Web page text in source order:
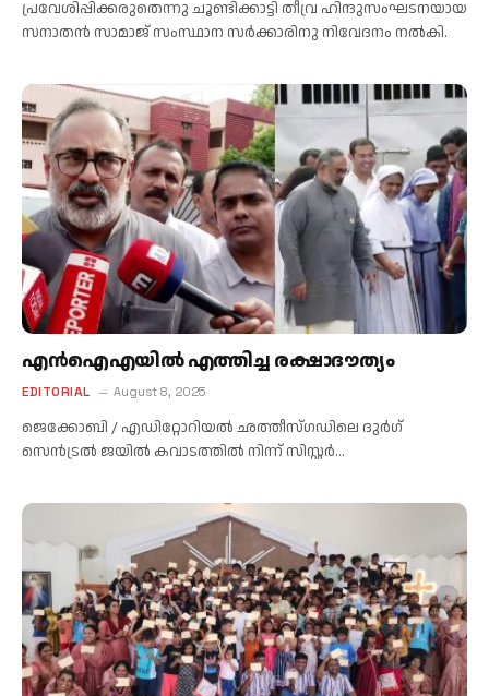
പ്രവേശിപ്പിക്കരുതെന്നു ചൂണ്ടിക്കാട്ടി തീവ്ര ഹിന്ദുസംഘടനയായ
സനാതൻ സാമാജ് സംസ്ഥാന സർക്കാരിനു നിവേദനം നൽകി.
എന്‍ഐഎയില്‍ എത്തിച്ച രക്ഷാദൗത്യം
EDITORIAL August 8, 2025
ജെക്കോബി / എഡിറ്റോറിയൽ ഛത്തീസ്ഗഡിലെ ദുര്‍ഗ്
സെന്‍ട്രല്‍ ജയില്‍ കവാടത്തില്‍ നിന്ന് സിസ്റ്റര്‍…